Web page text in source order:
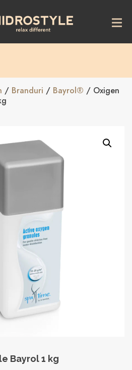
/ Branduri / Bayrol® / Oxigen
Bayrol 1 kg